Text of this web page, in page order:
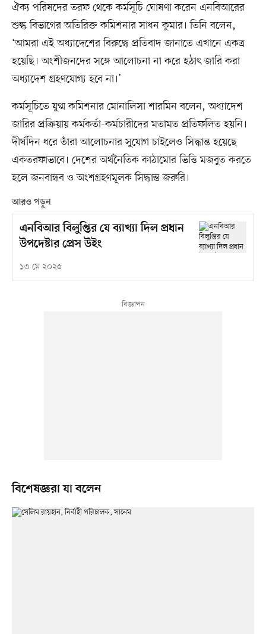
ঐক্য পরিষদের তরফ থেকে কর্মসূচি ঘোষণা করেন এনবিআরের
শুল্ক বিভাগের অতিরিক্ত কমিশনার সাধন কুমার। তিনি বলেন,
‘আমরা এই অধ্যাদেশের বিরুদ্ধে প্রতিবাদ জানাতে এখানে একত্র
হয়েছি। অংশীজনদের সঙ্গে আলোচনা না করে হঠাৎ জারি করা
অধ্যাদেশ গ্রহণযোগ্য হবে না।’
কর্মসূচিতে যুগ্ম কমিশনার মোনালিসা শারমিন বলেন, অধ্যাদেশ
জারির প্রক্রিয়ায় কর্মকর্তা-কর্মচারীদের মতামত প্রতিফলিত হয়নি।
দীর্ঘদিন ধরে তাঁরা আলোচনার সুযোগ চাইলেও সিদ্ধান্ত হয়েছে
একতরফাভাবে। দেশের অর্থনৈতিক কাঠামোর ভিত্তি মজবুত করতে
হলে জনবান্ধব ও অংশগ্রহণমূলক সিদ্ধান্ত জরুরি।
আরও পড়ুন
এনবিআর বিলুপ্তির যে ব্যাখ্যা দিল প্রধান
উপদেষ্টার প্রেস উইং
১৩ মে ২০২৫
বিশেষজ্ঞরা যা বলেন